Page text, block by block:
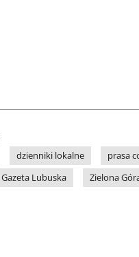
dzienniki lokalne prasa
Gazeta Lubuska Zielona